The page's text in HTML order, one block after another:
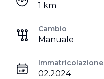
1 km
Cambio
Manuale
Immatricolazione
02.2024